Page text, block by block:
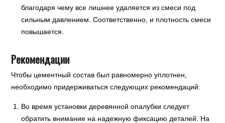
благодаря чему все лишнее удаляется из смеси под
сильным давлением. Соответственно, и плотность смеси
повышается.
Рекомендации
Чтобы цементный состав был равномерно уплотнен,
необходимо придерживаться следующих рекомендаций:
Во время установки деревянной опалубки следует
обратить внимание на надежную фиксацию деталей. На